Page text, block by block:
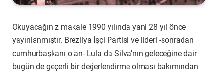
Okuyacağınız makale 1990 yılında yani 28 yıl önce
yayınlanmıştır. Brezilya İşçi Partisi ve lideri -sonradan
cumhurbaşkanı olan- Lula da Silva’nın geleceğine dair
bugün de geçerli bir değerlendirme olması bakımından